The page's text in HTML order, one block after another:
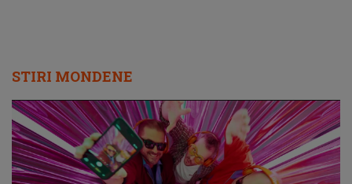
STIRI MONDENE